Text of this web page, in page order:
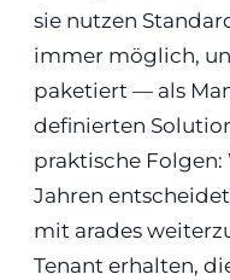
sie nutzen
immer möglich,
paketiert — als
definierten
praktische Folgen:
Jahren
mit arades
Tenant erhalten,